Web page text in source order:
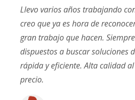
Llevo varios años trabajando
creo que ya es hora de
gran trabajo que hacen. Siempre
dispuestos a buscar soluciones
rápida y eficiente. Alta calidad
precio.